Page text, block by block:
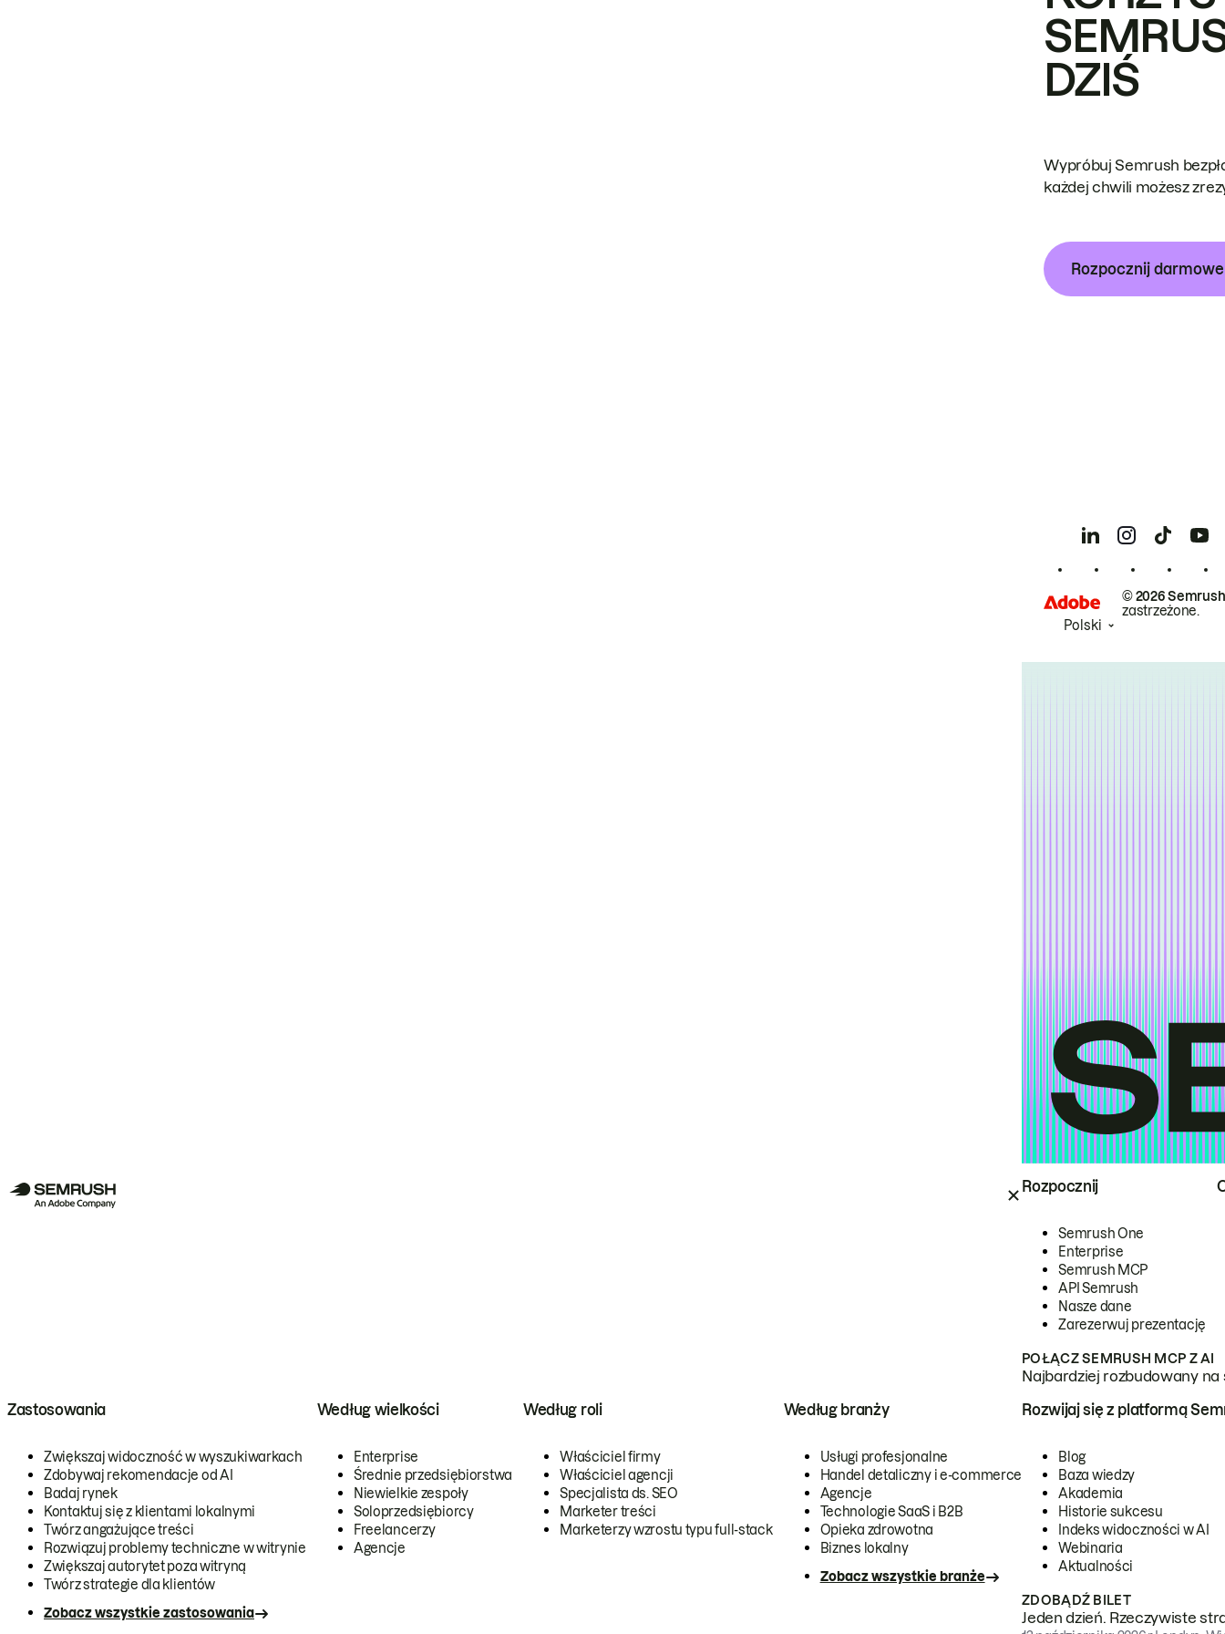
Rozpocznij
Semrush One
Enterprise
Semrush MCP
API Semrush
Nasze dane
Zarezerwuj prezentację
POŁĄCZ SEMRUSH MCP Z AI
Najbardziej rozbudowany
Zastosowania
Zwiększaj widoczność w wyszukiwarkach
Zdobywaj rekomendacje od AI
Badaj rynek
Kontaktuj się z klientami lokalnymi
Twórz angażujące treści
Rozwiązuj problemy techniczne w witrynie
Zwiększaj autorytet poza witryną
Twórz strategie dla klientów
Zobacz wszystkie zastosowania
Według wielkości
Enterprise
Średnie przedsiębiorstwa
Niewielkie zespoły
Soloprzedsiębiorcy
Freelancerzy
Agencje
Według roli
Właściciel firmy
Właściciel agencji
Specjalista ds. SEO
Marketer treści
Marketerzy wzrostu typu full-stack
Według branży
Usługi profesjonalne
Handel detaliczny i e-commerce
Agencje
Technologie SaaS i B2B
Opieka zdrowotna
Biznes lokalny
Zobacz wszystkie branże
Rozwijaj się z platformą
Blog
Baza wiedzy
Akademia
Historie sukcesu
Indeks widoczności w AI
Webinaria
Aktualności
ZDOBĄDŹ BILET
Jeden dzień. Rzeczywiste
DZIŚ
Wypróbuj Semrush
każdej chwili możesz
Rozpocznij
© 2026
zastrzeżone.
Polski